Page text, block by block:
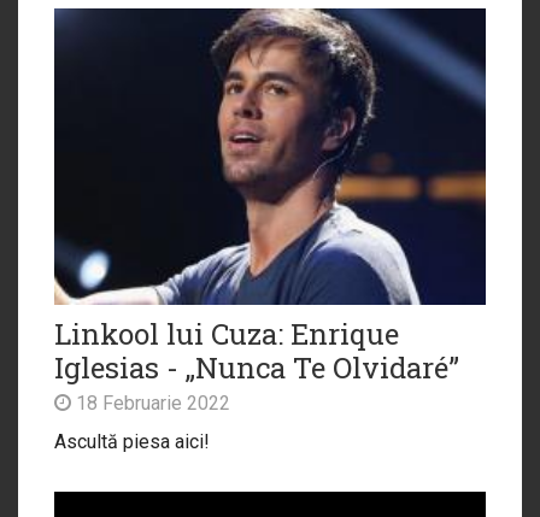
Linkool lui Cuza: Enrique
Iglesias - „Nunca Te Olvidaré”
18 Februarie 2022
Ascultă piesa aici!